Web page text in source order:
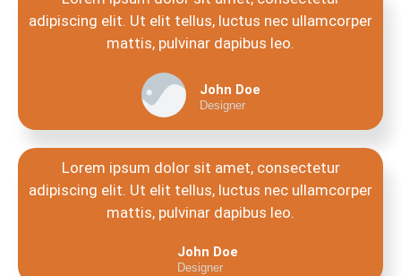
adipiscing elit. Ut elit tellus, luctus nec ullamcorper
mattis, pulvinar dapibus leo.
John Doe
Designer
Lorem ipsum dolor sit amet, consectetur
adipiscing elit. Ut elit tellus, luctus nec ullamcorper
mattis, pulvinar dapibus leo.
John Doe
Designer